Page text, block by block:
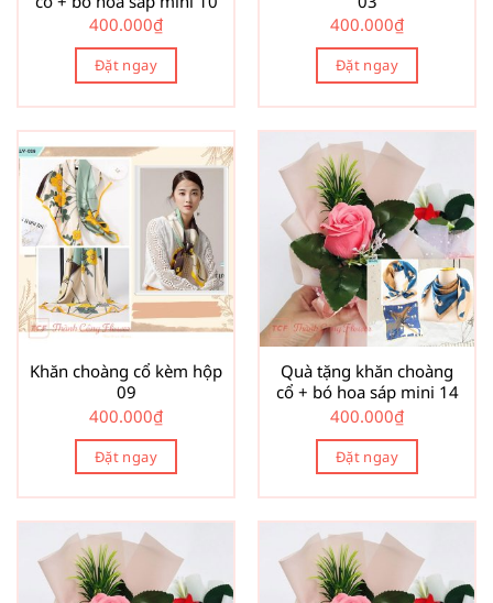
400.000₫
Đặt ngay
400.000₫
Đặt ngay
Khăn choàng cổ kèm hộp
09
400.000₫
Đặt ngay
Quà tặng khăn choàng
cổ + bó hoa sáp mini 14
400.000₫
Đặt ngay